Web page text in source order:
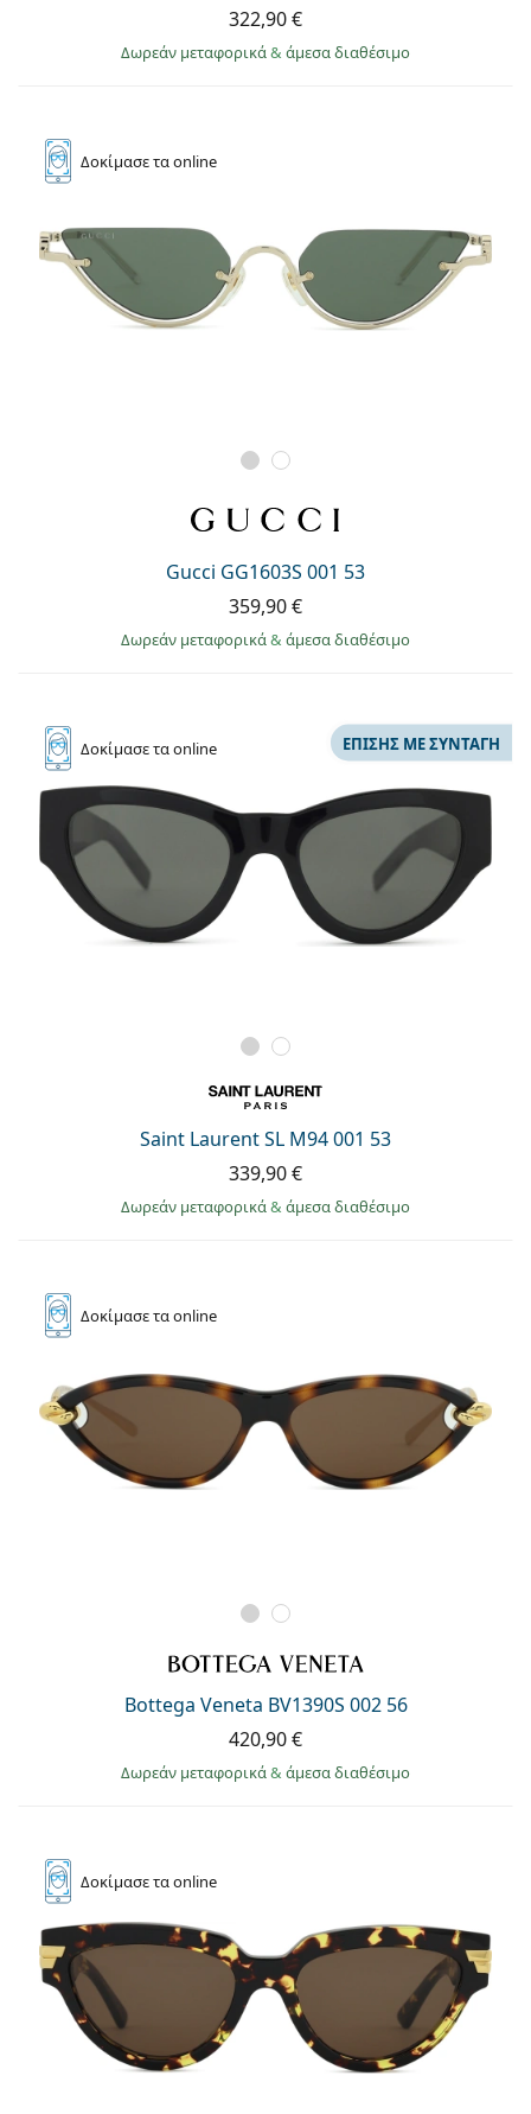
322,90 €
Δωρεάν μεταφορικά& άμεσα διαθέσιμο
Δοκίμασετα online
Gucci GG1603S 001 53
359,90 €
Δωρεάν μεταφορικά& άμεσα διαθέσιμο
Δοκίμασετα online
Saint Laurent SL M94 001 53
ΕΠΊΣΗΣ ΜΕ ΣΥΝΤΑΓΉ
339,90 €
Δωρεάν μεταφορικά& άμεσα διαθέσιμο
Δοκίμασετα online
Bottega Veneta BV1390S 002 56
420,90 €
Δωρεάν μεταφορικά & άμεσα διαθέσιμο
Δοκίμασετα online